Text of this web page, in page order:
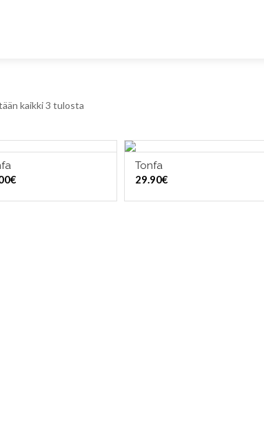
kaikki 3 tulosta
VALITSE VAIHTOEHDOISTA
€
Tonfa
29.90€